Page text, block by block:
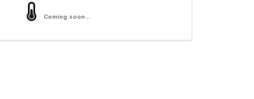
Coming soon...